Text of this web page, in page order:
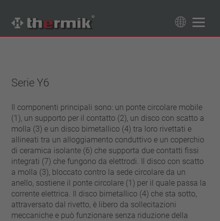
contatto di apertura
contatto di chiusura
Campo di temperatura
temperatura standard (60 – 200 °C)
alta temperatura (205 – 250 °C)
Classe di potenza
1,6 A – 7,5 A
4 A – 25 A
13,5 A – 42 A
25 A – 75 A
Resettaggio
ripristino automatico
aggancio (non ripristino automatico)
Isolamento
con isolamento
senza isolamento
Allacciamento
cavetto
Approvazioni
Serie Y6
Il componenti principali sono: un ponte circolare mobile
(1), un supporto per il contatto (2), un disco con scatto a
molla (3) e un disco bimetallico (4) tra loro rivettati e
allineati tra un alloggiamento conduttivo e un coperchio
di ceramica isolante (6) che supporta due contatti fissi
integrati (7) che fungono da elettrodi. Il disco con scatto
a molla (3), bloccato contro la sede circolare da un
anello, sostiene il ponte circolare (1) per il quale passa la
corrente elettrica. Il disco bimetallico (4) che sta sotto,
attraversato dal rivetto, è libero da sollecitazioni
meccaniche e può funzionare senza riduzione della